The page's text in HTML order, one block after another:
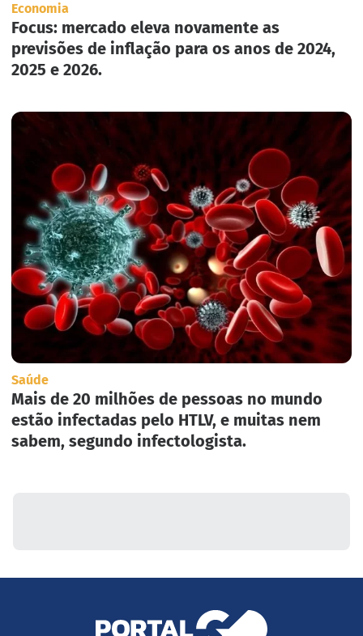
Economia
Focus: mercado eleva novamente as
previsões de inflação para os anos de 2024,
2025 e 2026.
Saúde
Mais de 20 milhões de pessoas no mundo
estão infectadas pelo HTLV, e muitas nem
sabem, segundo infectologista.